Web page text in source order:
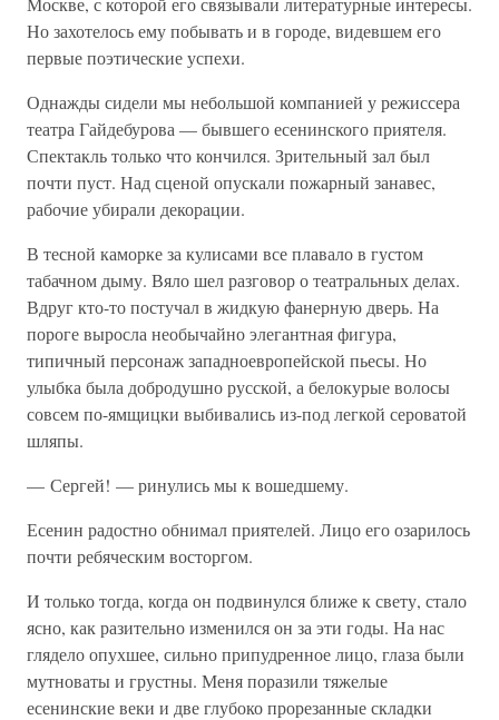
Но захотелось ему побывать и в городе, видевшем его
первые поэтические успехи.
Однажды сидели мы небольшой компанией у режиссера
театра Гайдебурова — бывшего есенинского приятеля.
Спектакль только что кончился. Зрительный зал был
почти пуст. Над сценой опускали пожарный занавес,
рабочие убирали декорации.
В тесной каморке за кулисами все плавало в густом
табачном дыму. Вяло шел разговор о театральных делах.
Вдруг кто-то постучал в жидкую фанерную дверь. На
пороге выросла необычайно элегантная фигура,
типичный персонаж западноевропейской пьесы. Но
улыбка была добродушно русской, а белокурые волосы
совсем по-ямщицки выбивались из-под легкой сероватой
шляпы.
— Сергей! — ринулись мы к вошедшему.
Есенин радостно обнимал приятелей. Лицо его озарилось
почти ребяческим восторгом.
И только тогда, когда он подвинулся ближе к свету, стало
ясно, как разительно изменился он за эти годы. На нас
глядело опухшее, сильно припудренное лицо, глаза были
мутноваты и грустны. Меня поразили тяжелые
есенинские веки и две глубоко прорезанные складки